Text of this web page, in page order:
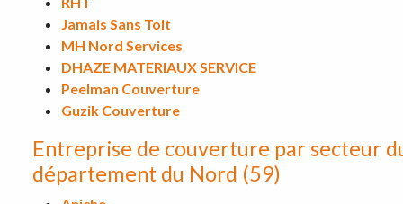
Jamais Sans Toit
MH Nord Services
DHAZE MATERIAUX SERVICE
Peelman Couverture
Guzik Couverture
Entreprise de couverture par secteur
département du Nord (59)